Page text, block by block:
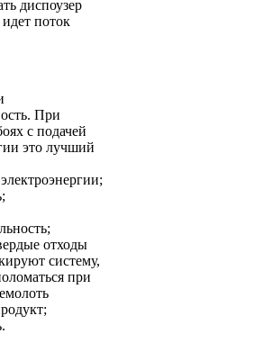
диспоузер
идет поток
При
с подачей
это лучший
отходы
систему,
при